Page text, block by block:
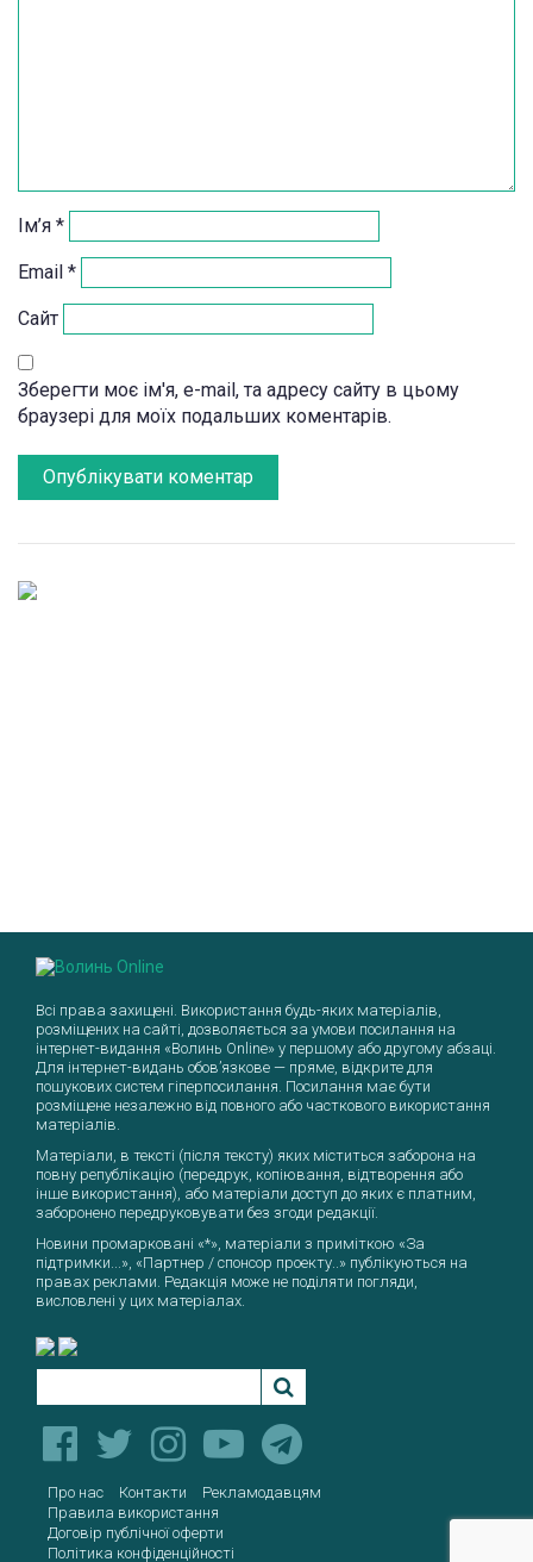
Ім’я *
Email *
Сайт
Зберегти моє ім'я, e-mail, та адресу сайту в цьому
браузері для моїх подальших коментарів.
Всі права захищені. Використання будь-яких матеріалів,
розміщених на сайті, дозволяється за умови посилання на
інтернет-видання «Волинь Online» у першому або другому абзаці.
Для інтернет-видань обов’язкове — пряме, відкрите для
пошукових систем гіперпосилання. Посилання має бути
розміщене незалежно від повного або часткового використання
матеріалів.
Матеріали, в тексті (після тексту) яких міститься заборона на
повну републікацію (передрук, копіювання, відтворення або
інше використання), або матеріали доступ до яких є платним,
заборонено передруковувати без згоди редакції.
Новини промарковані «*», матеріали з приміткою «За
підтримки...», «Партнер / спонсор проекту..» публікуються на
правах реклами. Редакція може не поділяти погляди,
висловлені у цих матеріалах.
Про нас Контакти
Рекламодавцям
Правила використання
Договір публічної оферти
Політика конфіденційності
Повідомити про помилку
Текст, який буде надіслано нашим
редакторам:
Надіслати